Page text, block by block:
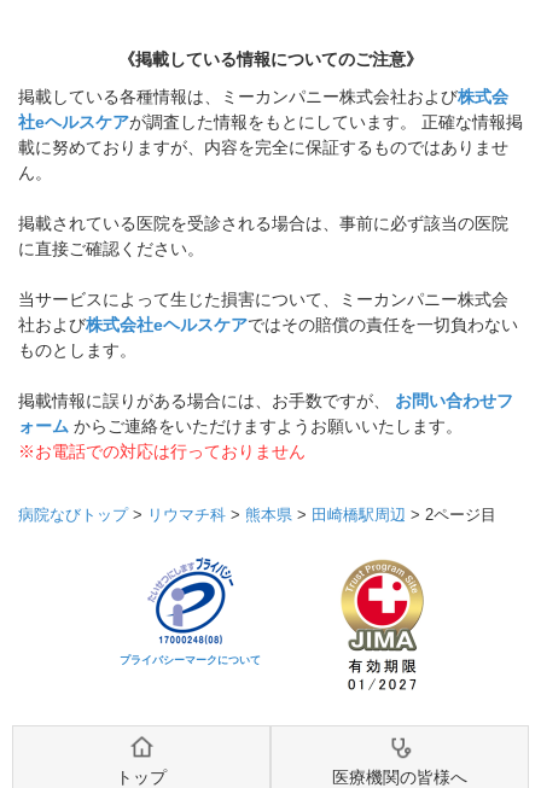
《掲載している情報についてのご注意》
掲載している各種情報は、ミーカンパニー株式会社および株式会
社eヘルスケアが調査した情報をもとにしています。 正確な情報掲
載に努めておりますが、内容を完全に保証するものではありませ
ん。
掲載されている医院を受診される場合は、事前に必ず該当の医院
に直接ご確認ください。
当サービスによって生じた損害について、ミーカンパニー株式会
社および株式会社eヘルスケアではその賠償の責任を一切負わない
ものとします。
掲載情報に誤りがある場合には、お手数ですが、 お問い合わせフ
ォーム からご連絡をいただけますようお願いいたします。
※お電話での対応は行っておりません
病院なびトップ> リウマチ科 > 熊本県 > 田崎橋駅周辺 > 2ページ目
プライバシーマークについて
トップ 医療機関の皆様へ